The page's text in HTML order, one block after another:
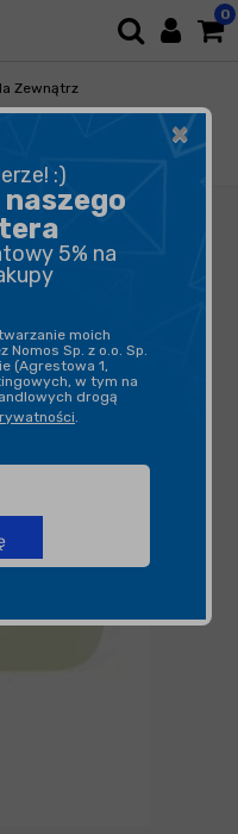
0
Zewnątrz
APC
×
:)
5% na
moich
Nomos Sp. z o.o. Sp.
(Agrestowa 1,
w tym na
drogą
.